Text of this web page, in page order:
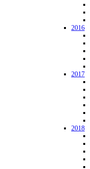
2016
2017
2018